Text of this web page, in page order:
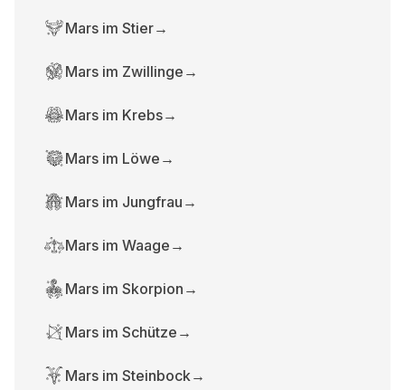
Mars im Stier→
Mars im Zwillinge →
Mars im Krebs→
Mars im Löwe →
Mars im Jungfrau →
Mars im Waage →
Mars im Skorpion →
Mars im Schütze →
Mars im Steinbock→